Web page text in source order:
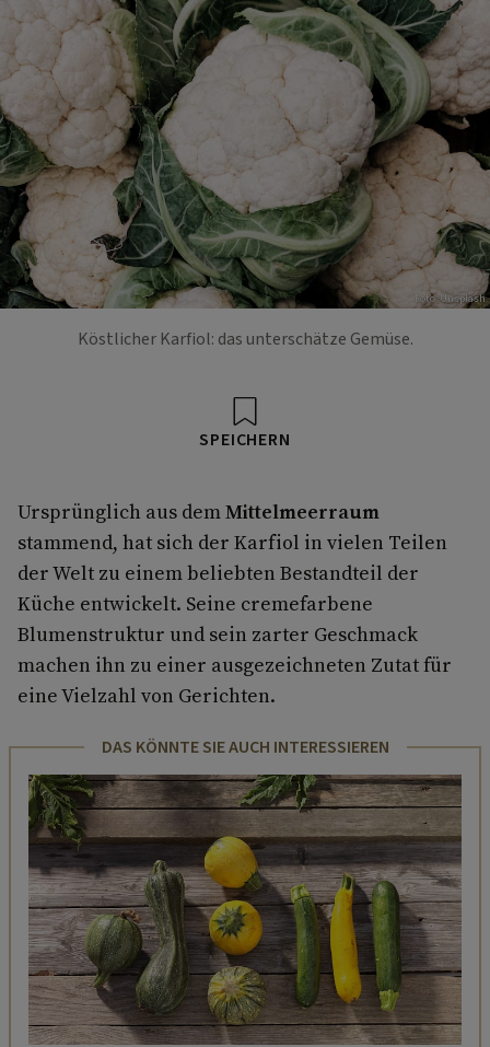
Foto: Unsplash
Köstlicher Karfiol: das unterschätze Gemüse.
SPEICHERN
Ursprünglich aus demMittelmeerraum
stammend, hat sich der Karfiol in vielen Teilen
der Welt zu einem beliebten Bestandteil der
Küche entwickelt. Seine cremefarbene
Blumenstruktur und sein zarter Geschmack
machen ihn zu einer ausgezeichneten Zutat für
eine Vielzahl von Gerichten.
DAS KÖNNTE SIE AUCH INTERESSIEREN